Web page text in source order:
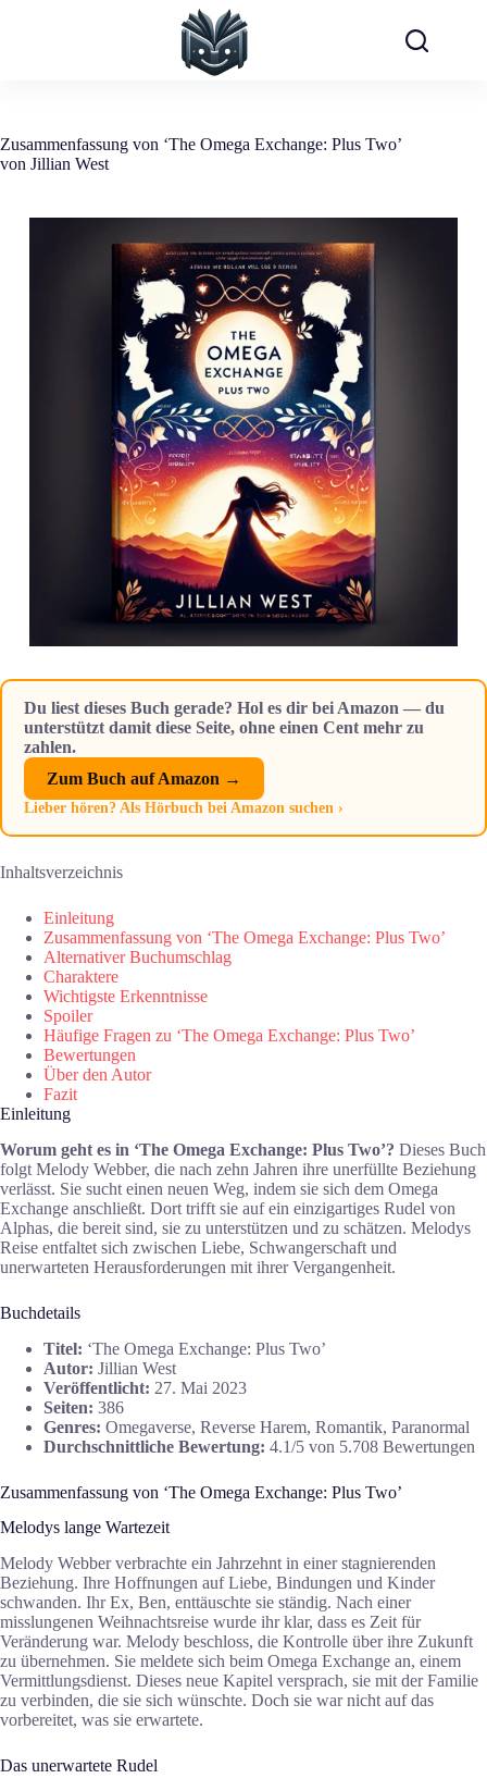
Zusammenfassung von ‘The Omega Exchange: Plus Two’
von Jillian West
Du liest dieses Buch gerade? Hol es dir bei Amazon — du
unterstützt damit diese Seite, ohne einen Cent mehr zu
zahlen.
Zum Buch auf Amazon →
Lieber hören? Als Hörbuch bei Amazon suchen ›
Inhaltsverzeichnis
Einleitung
Zusammenfassung von ‘The Omega Exchange: Plus Two’
Alternativer Buchumschlag
Charaktere
Wichtigste Erkenntnisse
Spoiler
Häufige Fragen zu ‘The Omega Exchange: Plus Two’
Bewertungen
Über den Autor
Fazit
Einleitung
Worum geht es in ‘The Omega Exchange: Plus Two’? Dieses Buch
folgt Melody Webber, die nach zehn Jahren ihre unerfüllte Beziehung
verlässt. Sie sucht einen neuen Weg, indem sie sich dem Omega
Exchange anschließt. Dort trifft sie auf ein einzigartiges Rudel von
Alphas, die bereit sind, sie zu unterstützen und zu schätzen. Melodys
Reise entfaltet sich zwischen Liebe, Schwangerschaft und
unerwarteten Herausforderungen mit ihrer Vergangenheit.
Buchdetails
Titel: ‘The Omega Exchange: Plus Two’
Autor: Jillian West
Veröffentlicht: 27. Mai 2023
Seiten: 386
Genres: Omegaverse, Reverse Harem, Romantik, Paranormal
Durchschnittliche Bewertung: 4.1/5 von 5.708 Bewertungen
Zusammenfassung von ‘The Omega Exchange: Plus Two’
Melodys lange Wartezeit
Melody Webber verbrachte ein Jahrzehnt in einer stagnierenden
Beziehung. Ihre Hoffnungen auf Liebe, Bindungen und Kinder
schwanden. Ihr Ex, Ben, enttäuschte sie ständig. Nach einer
misslungenen Weihnachtsreise wurde ihr klar, dass es Zeit für
Veränderung war. Melody beschloss, die Kontrolle über ihre Zukunft
zu übernehmen. Sie meldete sich beim Omega Exchange an, einem
Vermittlungsdienst. Dieses neue Kapitel versprach, sie mit der Familie
zu verbinden, die sie sich wünschte. Doch sie war nicht auf das
vorbereitet, was sie erwartete.
Das unerwartete Rudel